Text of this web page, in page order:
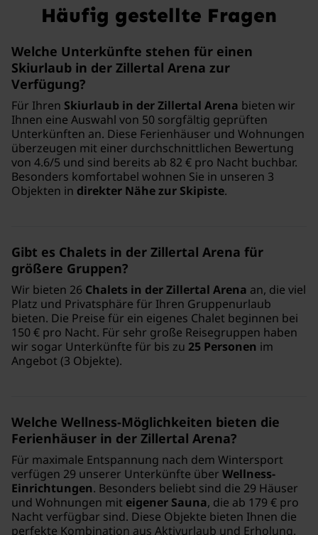
Häufig gestellte Fragen
Welche Unterkünfte stehen für einen
Skiurlaub in der Zillertal Arena zur
Verfügung?
Für Ihren Skiurlaub in der Zillertal Arena bieten wir
Ihnen eine Auswahl von 50 sorgfältig geprüften
Unterkünften an. Diese Ferienhäuser und Wohnungen
überzeugen mit einer durchschnittlichen Bewertung
von 4.6/5 und sind bereits ab 82 € pro Nacht buchbar.
Besonders komfortabel wohnen Sie in unseren 3
Objekten in direkter Nähe zur Skipiste.
Gibt es Chalets in der Zillertal Arena für
größere Gruppen?
Wir bieten 26 Chalets in der Zillertal Arena an, die viel
Platz und Privatsphäre für Ihren Gruppenurlaub
bieten. Die Preise für ein eigenes Chalet beginnen bei
150 € pro Nacht. Für sehr große Reisegruppen haben
wir sogar Unterkünfte für bis zu 25 Personen im
Angebot (3 Objekte).
Welche Wellness-Möglichkeiten bieten die
Ferienhäuser in der Zillertal Arena?
Für maximale Entspannung nach dem Wintersport
verfügen 29 unserer Unterkünfte über Wellness-
Einrichtungen. Besonders beliebt sind die 29 Häuser
und Wohnungen mit eigener Sauna, die ab 179 € pro
Nacht verfügbar sind. Diese Objekte bieten Ihnen die
perfekte Kombination aus Aktivurlaub und Erholung.